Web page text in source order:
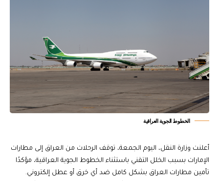
الخطوط الجوية العراقية
أعلنت وزارة النقل، اليوم الجمعة، توقف الرحلات من العراق إلى مطارات
الإمارات بسبب الخلل التقني باستثناء الخطوط الجوية العراقية، مؤكدًا
تأمين مطارات العراق بشكل كامل ضد أي خرق أو عطل إلكتروني.